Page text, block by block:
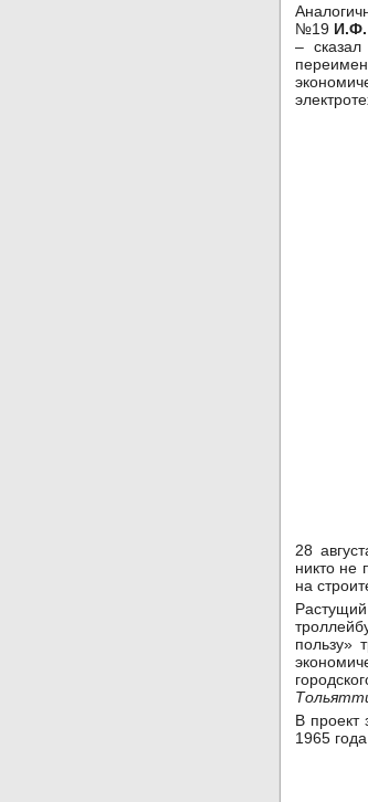
№19
–
28
никто не
на
пользу»
В проект
1965